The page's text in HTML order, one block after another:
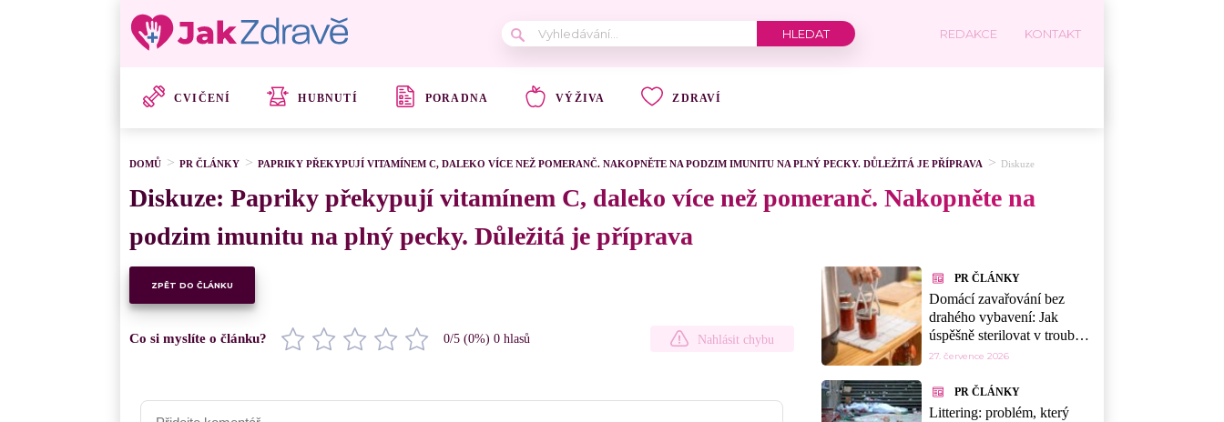
REDAKCE KONTAKT
CVIČENÍ HUBNUTÍ PORADNA VÝŽIVA ZDRAVÍ
DOMŮ PR ČLÁNKY PAPRIKY PŘEKYPUJÍ VITAMÍNEM C, DALEKO VÍCE NEŽ POMERANČ. NAKOPNĚTE NA PODZIM IMUNITU NA PLNÝ PECKY. DŮLEŽITÁ JE PŘÍPRAVA Diskuze
Diskuze: Papriky překypují vitamínem C, daleko více než pomeranč. Nakopněte na
podzim imunitu na plný pecky. Důležitá je příprava
ZPĚT DO ČLÁNKU
Co si myslíte o článku? 0/5 (0%) 0 hlasů Nahlásit chybu
PR ČLÁNKY
Domácí zavařování bez
drahého vybavení: Jak
úspěšně sterilovat v troubě,
myčce nebo mikrovlnce
27. července 2026
PR ČLÁNKY
Littering: problém, který